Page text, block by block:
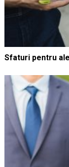
Sfaturi pentru